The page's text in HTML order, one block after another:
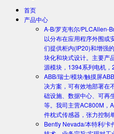
首页
产品中心
A-B/罗克韦尔/PLCAllen-
以分布在应用程序外围或
们提供柜内(IP20)和增强
块化和块式设计。主要产
源模块，1394系列电机
ABB/瑞士/模块/触摸屏
决方案，可有效地部署在
础设施、数据中心、可再
等。我司主营AC800M，
件枕式传感器，张力控制
Bently Nevada/本特利/卡